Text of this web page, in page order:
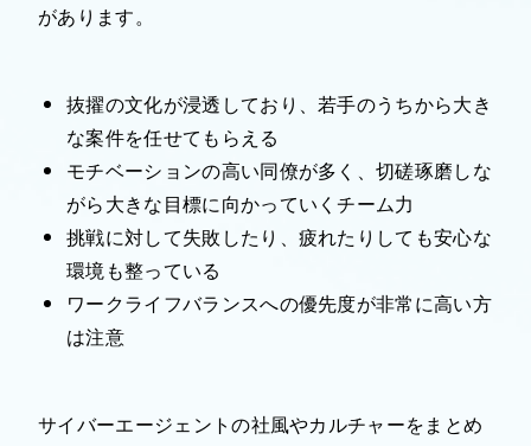
があります。
抜擢の文化が浸透しており、若手のうちから大き
な案件を任せてもらえる
モチベーションの高い同僚が多く、切磋琢磨しな
がら大きな目標に向かっていくチーム力
挑戦に対して失敗したり、疲れたりしても安心な
環境も整っている
ワークライフバランスへの優先度が非常に高い方
は注意
サイバーエージェントの社風やカルチャーをまとめ